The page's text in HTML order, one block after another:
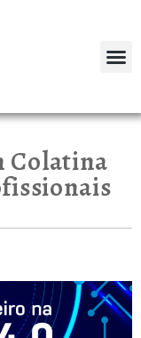
Colatina